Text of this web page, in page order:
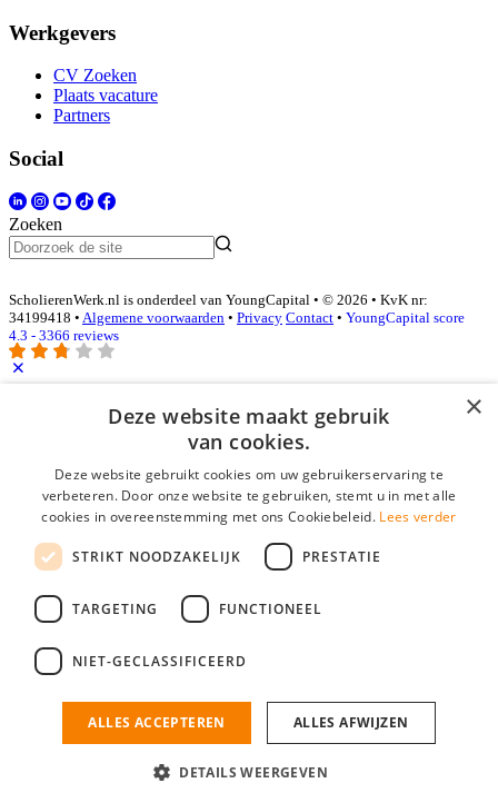
Werkgevers
CV Zoeken
Plaats vacature
Partners
Social
Zoeken
ScholierenWerk.nl is onderdeel van YoungCapital • © 2026 • KvK nr:
34199418 • Algemene voorwaarden • Privacy Contact • YoungCapital score
4.3 - 3366 reviews
Inloggen als bedrijf
Wachtwoord
login gegevens onthouden
login
Bedrijf aanmelden
nieuwe collega/werknemer zo gevonden!
×
Deze website maakt gebruik
van cookies.
Deze website gebruikt cookies om uw gebruikerservaring te
verbeteren. Door onze website te gebruiken, stemt u in met alle
cookies in overeenstemming met ons Cookiebeleid. Lees verder
STRIKT NOODZAKELIJK PRESTATIE
TARGETING FUNCTIONEEL
NIET-GECLASSIFICEERD
ALLES ACCEPTEREN ALLES AFWIJZEN
DETAILS WEERGEVEN